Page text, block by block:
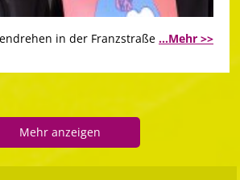
in der Franzstraße ...Mehr >>
Mehr anzeigen